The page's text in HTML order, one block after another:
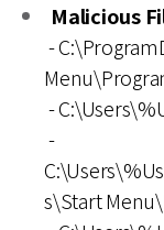
Malicious
-
-
-
s\Start